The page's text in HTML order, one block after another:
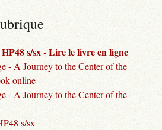
s/sx - Lire le livre en ligne
- A Journey to the Center of the
online
- A Journey to the Center of the
s/sx